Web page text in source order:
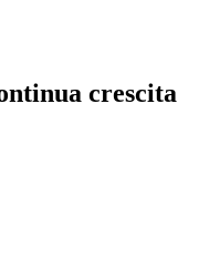
crescita